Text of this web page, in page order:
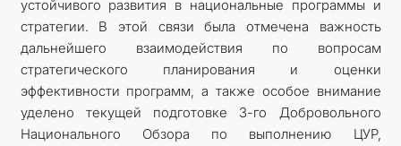
устойчивого развития в национальные программы и
стратегии. В этой связи была отмечена важность
дальнейшего взаимодействия по вопросам
стратегического планирования и оценки
эффективности программ, а также особое внимание
уделено текущей подготовке 3-го Добровольного
Национального Обзора по выполнению ЦУР,